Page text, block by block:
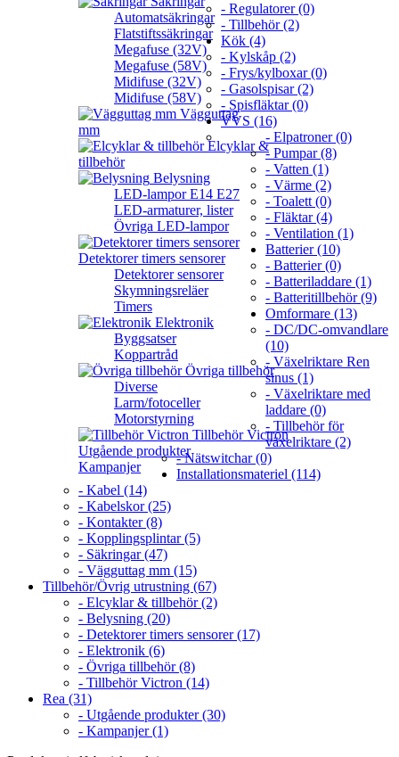
Automatsäkringar
Flatstiftssäkringar
Megafuse (32V)
Megafuse (58V)
Midifuse (32V)
Midifuse (58V)
Vägguttag
mm
Elcyklar &
tillbehör
Belysning
LED-lampor E14 E27
LED-armaturer, lister
Övriga LED-lampor
Detektorer timers sensorer
Detektorer sensorer
Skymningsreläer
Timers
Elektronik
Byggsatser
Koppartråd
Övriga tillbehör
Diverse
Larm/fotoceller
Motorstyrning
Tillbehör Victron
Utgående produkter
Kampanjer
- Regulatorer (0)
- Tillbehör (2)
Kök (4)
- Kylskåp (2)
- Frys/kylboxar (0)
- Gasolspisar (2)
- Spisfläktar (0)
VVS (16)
- Elpatroner (0)
- Pumpar (8)
- Vatten (1)
- Värme (2)
- Toalett (0)
- Fläktar (4)
- Ventilation (1)
Batterier (10)
- Batterier (0)
- Batteriladdare (1)
- Batteritillbehör (9)
Omformare (13)
- DC/DC-omvandlare
(10)
- Växelriktare Ren
sinus (1)
- Växelriktare med
laddare (0)
- Tillbehör för
växelriktare (2)
- Nätswitchar (0)
Installationsmateriel (114)
- Kabel (14)
- Kabelskor (25)
- Kontakter (8)
- Kopplingsplintar (5)
- Säkringar (47)
- Vägguttag mm (15)
Tillbehör/Övrig utrustning (67)
- Elcyklar & tillbehör (2)
- Belysning (20)
- Detektorer timers sensorer (17)
- Elektronik (6)
- Övriga tillbehör (8)
- Tillbehör Victron (14)
Rea (31)
- Utgående produkter (30)
- Kampanjer (1)